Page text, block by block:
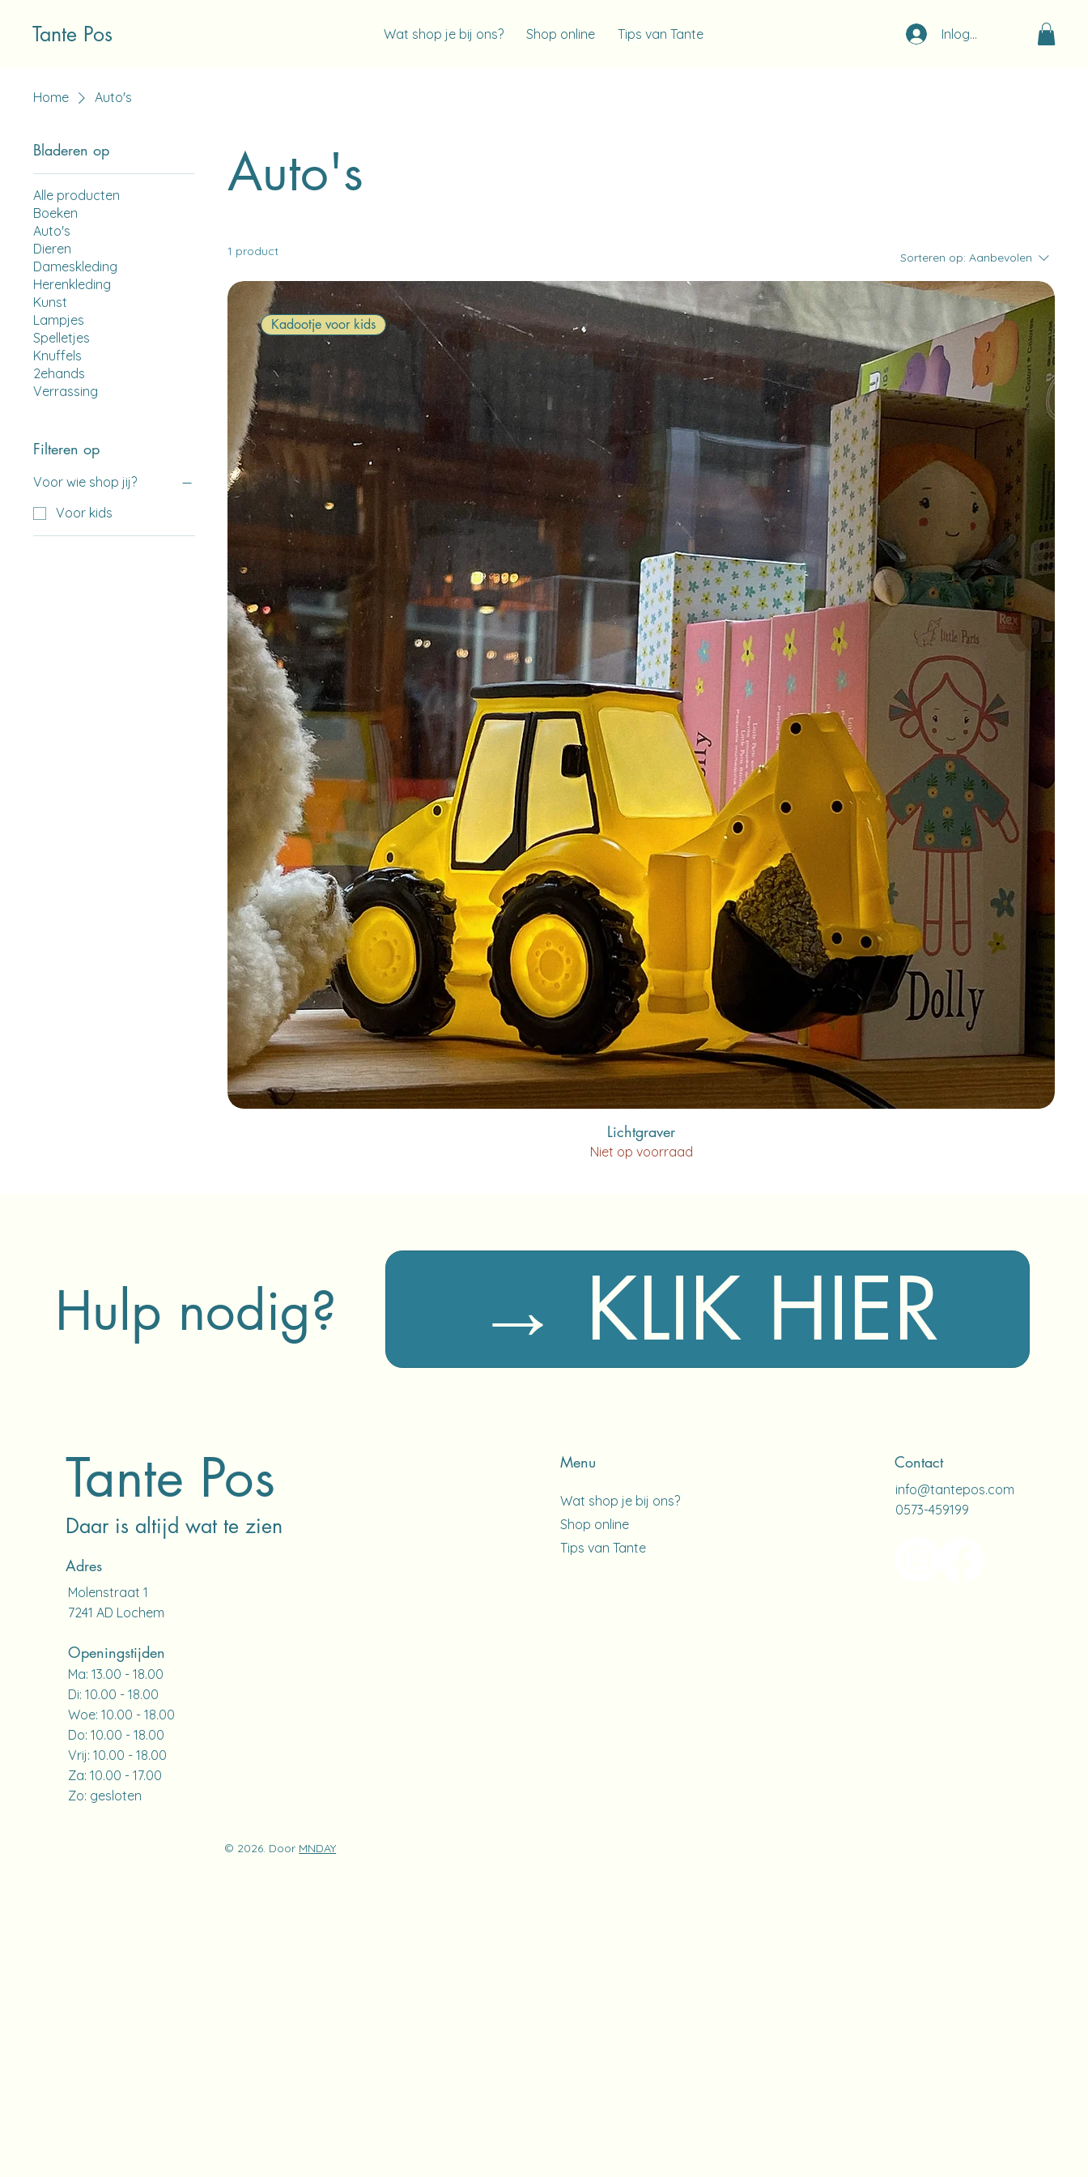
Tante Pos Wat shop je bij ons? Shop online Tips van Tante Inloggen
Home Auto's
Bladeren op
Alle producten
Boeken
Auto's
Dieren
Dameskleding
Herenkleding
Kunst
Lampjes
Spelletjes
Knuffels
2ehands
Verrassing
Filteren op
Voor wie shop jij?
Voor kids
Auto's
1 product Sorteren op: Aanbevolen
Kadootje voor kids
Lichtgraver
Niet op voorraad
Hulp nodig? → KLIK HIER
Tante Pos
Daar is altijd wat te zien
Adres
Molenstraat 1
7241 AD Lochem​
Openingstijden
Ma: 13.00 - 18.00
Di: 10.00 - 18.00
Woe: 10.00 - 18.00
Do: 10.00 - 18.00
Vrij: 10.00 - 18.00
Za: 10.00 - 17.00
Zo: gesloten
Menu
Wat shop je bij ons?
Shop online
Tips van Tante
Contact
info@tantepos.com
0573-459199
© 2026. Door MNDAY